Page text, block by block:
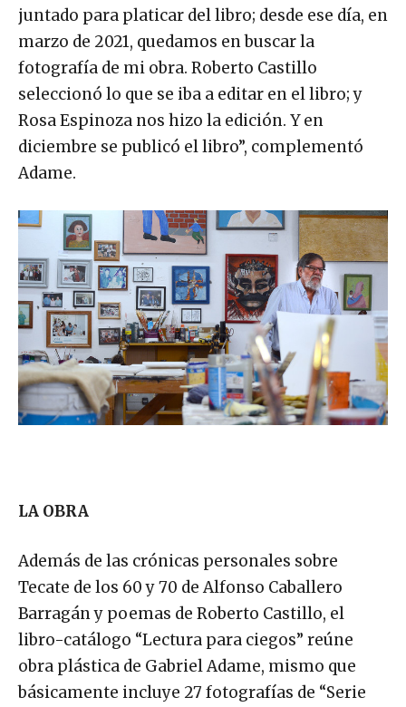
juntado para platicar del libro; desde ese día, en
marzo de 2021, quedamos en buscar la
fotografía de mi obra. Roberto Castillo
seleccionó lo que se iba a editar en el libro; y
Rosa Espinoza nos hizo la edición. Y en
diciembre se publicó el libro”, complementó
Adame.
LA OBRA
Además de las crónicas personales sobre
Tecate de los 60 y 70 de Alfonso Caballero
Barragán y poemas de Roberto Castillo, el
libro-catálogo “Lectura para ciegos” reúne
obra plástica de Gabriel Adame, mismo que
básicamente incluye 27 fotografías de “Serie